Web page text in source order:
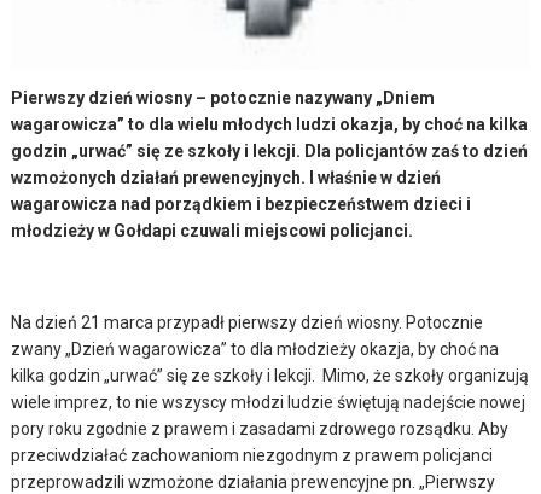
Pierwszy dzień wiosny – potocznie nazywany „Dniem
wagarowicza” to dla wielu młodych ludzi okazja, by choć na kilka
godzin „urwać” się ze szkoły i lekcji. Dla policjantów zaś to dzień
wzmożonych działań prewencyjnych. I właśnie w dzień
wagarowicza nad porządkiem i bezpieczeństwem dzieci i
młodzieży w Gołdapi czuwali miejscowi policjanci.
Na dzień 21 marca przypadł pierwszy dzień wiosny. Potocznie
zwany „Dzień wagarowicza” to dla młodzieży okazja, by choć na
kilka godzin „urwać” się ze szkoły i lekcji. Mimo, że szkoły organizują
wiele imprez, to nie wszyscy młodzi ludzie świętują nadejście nowej
pory roku zgodnie z prawem i zasadami zdrowego rozsądku. Aby
przeciwdziałać zachowaniom niezgodnym z prawem policjanci
przeprowadzili wzmożone działania prewencyjne pn. „Pierwszy